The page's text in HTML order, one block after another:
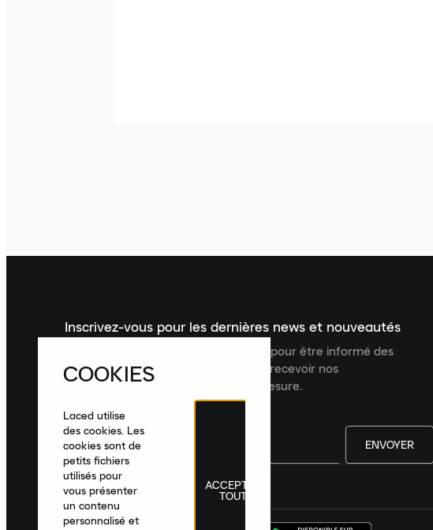
Inscrivez-vous pour les dernières news et nouveautés
Inscrivez-vous à la newsletter Laced pour être informé des
dernières nouveautés, collections et recevoir nos
recommandations de produits sur mesure.
ENVOYER
France|Français
COOKIES
Laced utilise
des cookies. Les
cookies sont de
petits fichiers
utilisés pour
vous présenter
un contenu
personnalisé et
ACCEPTER
TOUT